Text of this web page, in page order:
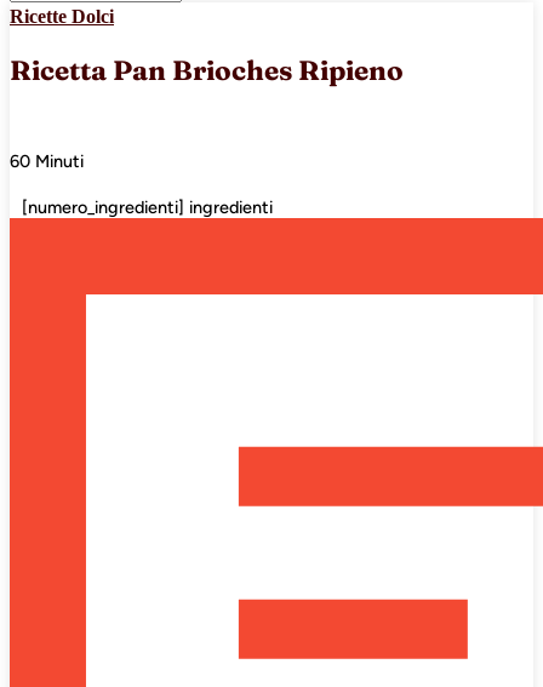
Ricette Dolci
Ricetta Pan Brioches Ripieno
60 Minuti
[numero_ingredienti] ingredienti